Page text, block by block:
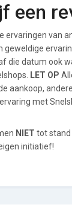
een
ervaringen van
geweldige
die datum ook
LET OP
aankoop,
met
NIET tot stand
initiatief!